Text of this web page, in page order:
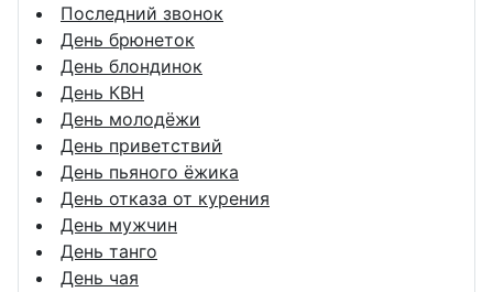
Последний звонок
День брюнеток
День блондинок
День КВН
День молодёжи
День приветствий
День пьяного ёжика
День отказа от курения
День мужчин
День танго
День чая